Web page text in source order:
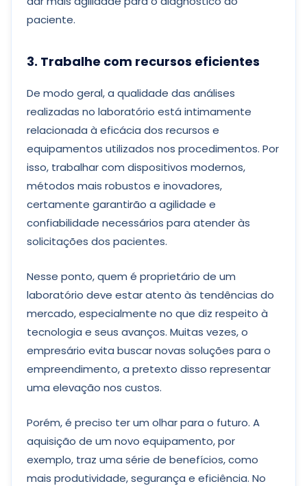
paciente.
3. Trabalhe com recursos eficientes
De modo geral, a qualidade das análises
realizadas no laboratório está intimamente
relacionada à eficácia dos recursos e
equipamentos utilizados nos procedimentos. Por
isso, trabalhar com dispositivos modernos,
métodos mais robustos e inovadores,
certamente garantirão a agilidade e
confiabilidade necessários para atender às
solicitações dos pacientes.
Nesse ponto, quem é proprietário de um
laboratório deve estar atento às tendências do
mercado, especialmente no que diz respeito à
tecnologia e seus avanços. Muitas vezes, o
empresário evita buscar novas soluções para o
empreendimento, a pretexto disso representar
uma elevação nos custos.
Porém, é preciso ter um olhar para o futuro. A
aquisição de um novo equipamento, por
exemplo, traz uma série de benefícios, como
mais produtividade, segurança e eficiência. No